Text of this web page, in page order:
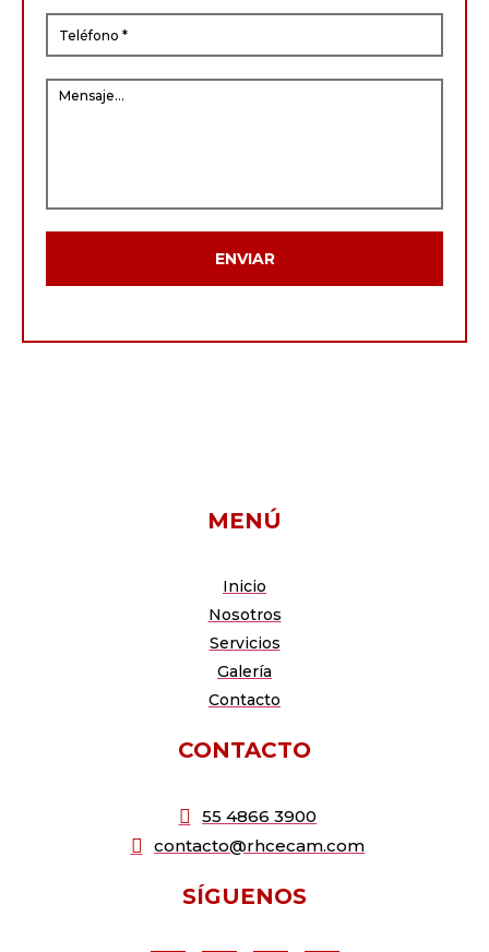
MENÚ
Inicio
Nosotros
Servicios
Galería
Contacto
CONTACTO
55 4866 3900
contacto@rhcecam.com
SÍGUENOS